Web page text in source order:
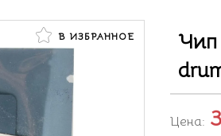
В ИЗБРАННОЕ
Чип
Цена: